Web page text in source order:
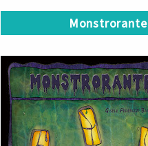
Monstrorante